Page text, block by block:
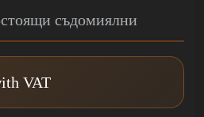
съдомиялни
VAT